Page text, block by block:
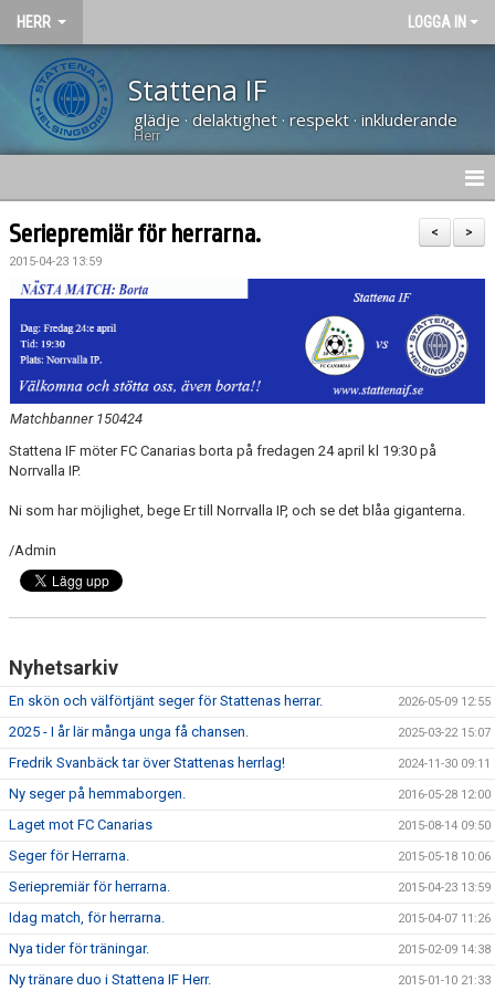
HERR LOGGA IN
Stattena IF
glädje · delaktighet · respekt · inkluderande
Herr
NYHETER
HEM
TRUPPEN
BILDGALLERI
DOKUMENT
KONTAKT
MATCHER
>
<
Seriepremiär för herrarna.
2015-04-23 13:59
Matchbanner 150424
Stattena IF möter FC Canarias borta på fredagen 24 april kl 19:30 på
Norrvalla IP.
Ni som har möjlighet, bege Er till Norrvalla IP, och se det blåa giganterna.
/Admin
Nyhetsarkiv
En skön och välförtjänt seger för Stattenas herrar. 2026-05-09 12:55
2025 - I år lär många unga få chansen. 2025-03-22 15:07
Fredrik Svanbäck tar över Stattenas herrlag! 2024-11-30 09:11
Ny seger på hemmaborgen. 2016-05-28 12:00
Laget mot FC Canarias 2015-08-14 09:50
Seger för Herrarna. 2015-05-18 10:06
Seriepremiär för herrarna. 2015-04-23 13:59
Idag match, för herrarna. 2015-04-07 11:26
Nya tider för träningar. 2015-02-09 14:38
Ny tränare duo i Stattena IF Herr. 2015-01-10 21:33